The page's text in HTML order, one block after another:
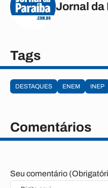
Jornal da
Tags
DESTAQUES ENEM INEP
Comentários
Seu comentário